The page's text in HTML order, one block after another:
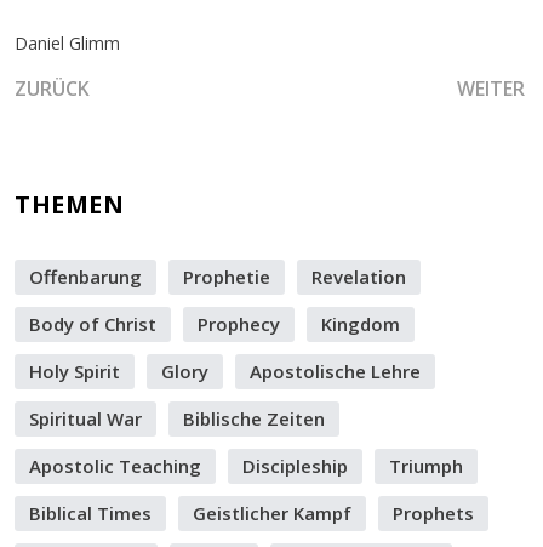
Daniel Glimm
VORHERIGER BEITRAG: DIE ÜBERQUERUNG DES
ZURÜCK WEITER
THEMEN
Offenbarung Prophetie
Revelation
Body of Christ
Prophecy
Kingdom
Holy Spirit
Glory
Apostolische Lehre
Spiritual War
Biblische Zeiten
Apostolic Teaching
Discipleship
Triumph
Biblical Times
Geistlicher Kampf
Prophets